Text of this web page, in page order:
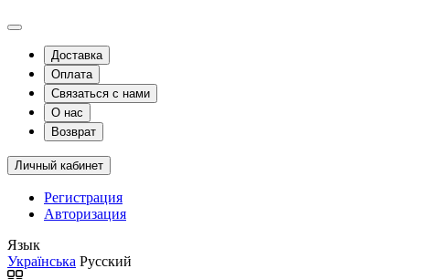
Доставка
Оплата
Связаться с нами
О нас
Возврат
Личный кабинет
Регистрация
Авторизация
Язык
Українська Русский